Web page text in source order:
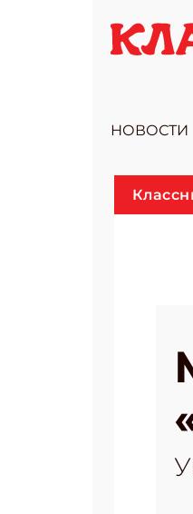
НОВОСТИ